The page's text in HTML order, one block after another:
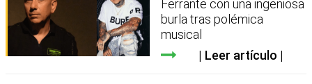
Ferrante con una ingeniosa
burla tras polémica
musical
Leer artículo